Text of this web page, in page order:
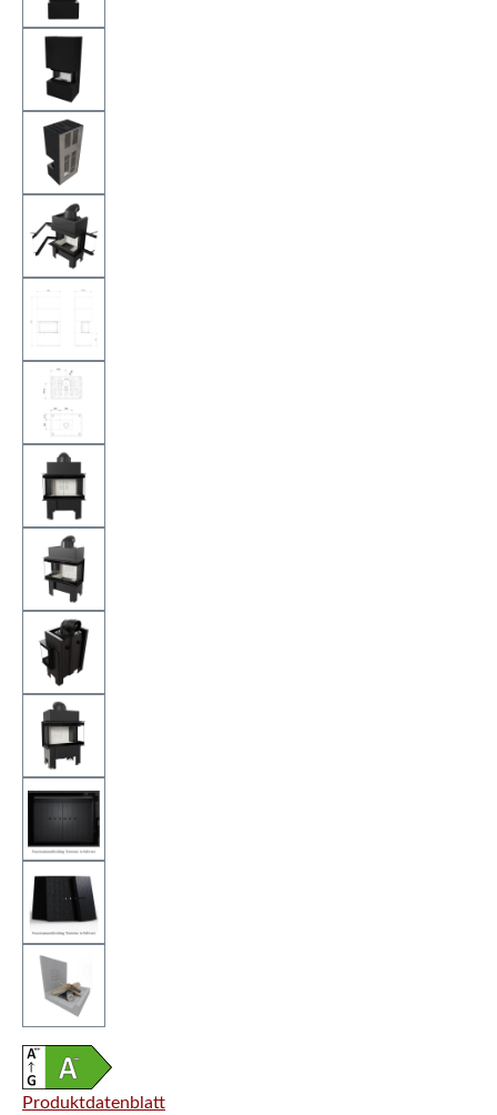
Produktdatenblatt